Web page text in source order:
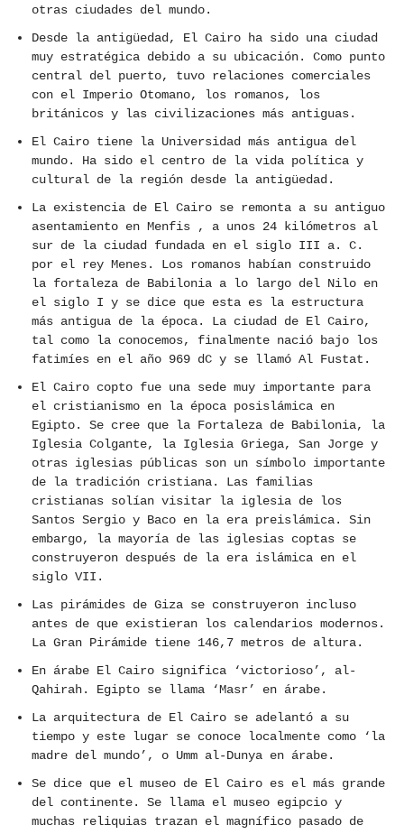
otras ciudades del mundo.
Desde la antigüedad, El Cairo ha sido una ciudad
muy estratégica debido a su ubicación. Como punto
central del puerto, tuvo relaciones comerciales
con el Imperio Otomano, los romanos, los
británicos y las civilizaciones más antiguas.
El Cairo tiene la Universidad más antigua del
mundo. Ha sido el centro de la vida política y
cultural de la región desde la antigüedad.
La existencia de El Cairo se remonta a su antiguo
asentamiento en Menfis , a unos 24 kilómetros al
sur de la ciudad fundada en el siglo III a. C.
por el rey Menes. Los romanos habían construido
la fortaleza de Babilonia a lo largo del Nilo en
el siglo I y se dice que esta es la estructura
más antigua de la época. La ciudad de El Cairo,
tal como la conocemos, finalmente nació bajo los
fatimíes en el año 969 dC y se llamó Al Fustat.
El Cairo copto fue una sede muy importante para
el cristianismo en la época posislámica en
Egipto. Se cree que la Fortaleza de Babilonia, la
Iglesia Colgante, la Iglesia Griega, San Jorge y
otras iglesias públicas son un símbolo importante
de la tradición cristiana. Las familias
cristianas solían visitar la iglesia de los
Santos Sergio y Baco en la era preislámica. Sin
embargo, la mayoría de las iglesias coptas se
construyeron después de la era islámica en el
siglo VII.
Las pirámides de Giza se construyeron incluso
antes de que existieran los calendarios modernos.
La Gran Pirámide tiene 146,7 metros de altura.
En árabe El Cairo significa ‘victorioso’, al-
Qahirah. Egipto se llama ‘Masr’ en árabe.
La arquitectura de El Cairo se adelantó a su
tiempo y este lugar se conoce localmente como ‘la
madre del mundo’, o Umm al-Dunya en árabe.
Se dice que el museo de El Cairo es el más grande
del continente. Se llama el museo egipcio y
muchas reliquias trazan el magnífico pasado de